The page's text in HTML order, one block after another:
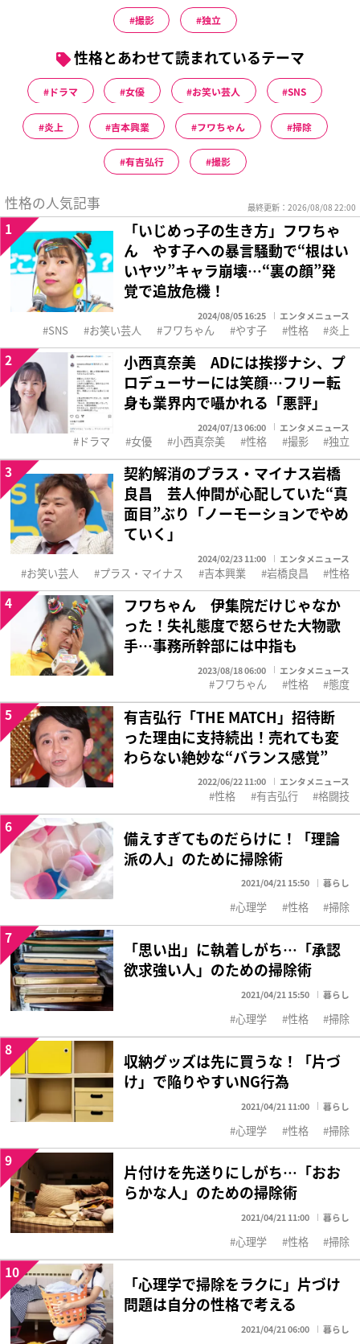
撮影 独立
性格とあわせて読まれているテーマ
ドラマ 女優 お笑い芸人 SNS
炎上 吉本興業 フワちゃん 掃除
有吉弘行 撮影
性格の人気記事 最終更新：2026/08/08 22:00
「いじめっ子の生き方」フワちゃ
ん やす子への暴言騒動で“根はい
いヤツ”キャラ崩壊…“裏の顔”発
覚で追放危機！
2024/08/05 16:25 エンタメニュース
1
SNS お笑い芸人 フワちゃん やす子 性格 炎上
小西真奈美 ADには挨拶ナシ、プ
ロデューサーには笑顔…フリー転
身も業界内で囁かれる「悪評」
2024/07/13 06:00 エンタメニュース
2
ドラマ 女優 小西真奈美 性格 撮影 独立
契約解消のプラス・マイナス岩橋
良昌 芸人仲間が心配していた“真
面目”ぶり「ノーモーションでやめ
ていく」
2024/02/23 11:00 エンタメニュース
3
お笑い芸人 プラス・マイナス 吉本興業 岩橋良昌 性格
フワちゃん 伊集院だけじゃなか
った！失礼態度で怒らせた大物歌
手…事務所幹部には中指も
2023/08/18 06:00 エンタメニュース
4
フワちゃん 性格 態度
有吉弘行「THE MATCH」招待断
った理由に支持続出！売れても変
わらない絶妙な“バランス感覚”
2022/06/22 11:00 エンタメニュース
5
性格 有吉弘行 格闘技
備えすぎてものだらけに！「理論
派の人」のために掃除術
2021/04/21 15:50 暮らし
6
心理学 性格 掃除
「思い出」に執着しがち…「承認
欲求強い人」のための掃除術
2021/04/21 15:50 暮らし
7
心理学 性格 掃除
収納グッズは先に買うな！「片づ
け」で陥りやすいNG行為
2021/04/21 11:00 暮らし
8
心理学 性格 掃除
片付けを先送りにしがち…「おお
らかな人」のための掃除術
2021/04/21 11:00 暮らし
9
心理学 性格 掃除
「心理学で掃除をラクに」片づけ
問題は自分の性格で考える
2021/04/21 06:00 暮らし
10